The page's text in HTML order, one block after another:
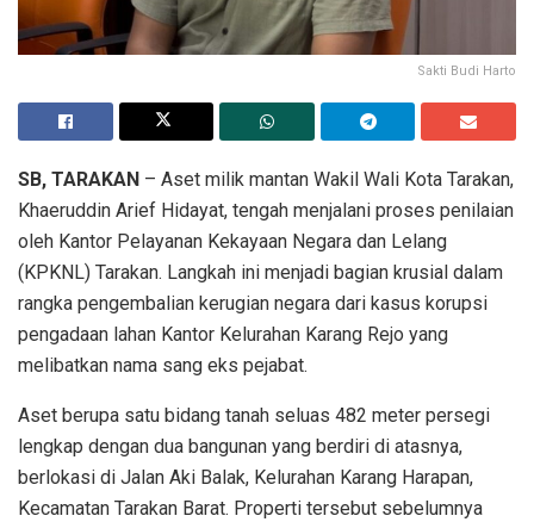
Sakti Budi Harto
SB, TARAKAN – Aset milik mantan Wakil Wali Kota Tarakan,
Khaeruddin Arief Hidayat, tengah menjalani proses penilaian
oleh Kantor Pelayanan Kekayaan Negara dan Lelang
(KPKNL) Tarakan. Langkah ini menjadi bagian krusial dalam
rangka pengembalian kerugian negara dari kasus korupsi
pengadaan lahan Kantor Kelurahan Karang Rejo yang
melibatkan nama sang eks pejabat.
Aset berupa satu bidang tanah seluas 482 meter persegi
lengkap dengan dua bangunan yang berdiri di atasnya,
berlokasi di Jalan Aki Balak, Kelurahan Karang Harapan,
Kecamatan Tarakan Barat. Properti tersebut sebelumnya